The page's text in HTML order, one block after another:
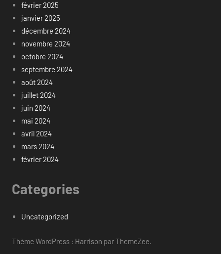
février 2025
janvier 2025
décembre 2024
novembre 2024
octobre 2024
septembre 2024
août 2024
juillet 2024
juin 2024
mai 2024
avril 2024
mars 2024
février 2024
Categories
Uncategorized
Thème WordPress : Harrison par ThemeZee.